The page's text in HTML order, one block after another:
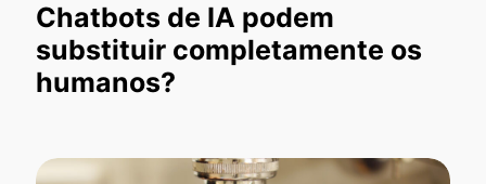
Chatbots de IA podem
substituir completamente os
humanos?